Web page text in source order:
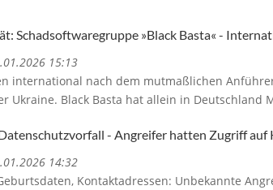
Schadsoftwaregruppe »Black Basta« -
15:13
international nach dem mutmaßlichen
Ukraine. Black Basta hat allein in Deutschland
- Angreifer hatten Zugriff auf
14:32
Kontaktadressen: Unbekannte